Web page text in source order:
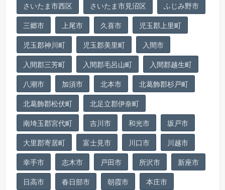
さいたま市西区
さいたま市見沼区
ふじみ野市
三郷市
上尾市 久喜市
児玉郡上里町
児玉郡神川町
児玉郡美里町
入間市
入間郡三芳町
入間郡毛呂山町
入間郡越生町
八潮市
加須市 北本市
北葛飾郡杉戸町
北葛飾郡松伏町
北足立郡伊奈町
南埼玉郡宮代町
吉川市 和光市
坂戸市
大里郡寄居町
富士見市 川口市
川越市
幸手市
志木市 戸田市 所沢市
新座市
日高市
春日部市 朝霞市
本庄市